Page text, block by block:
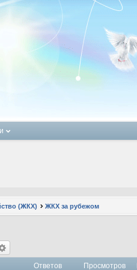
(ЖКХ) ЖКХ за рубежом
Ответов Просмотров